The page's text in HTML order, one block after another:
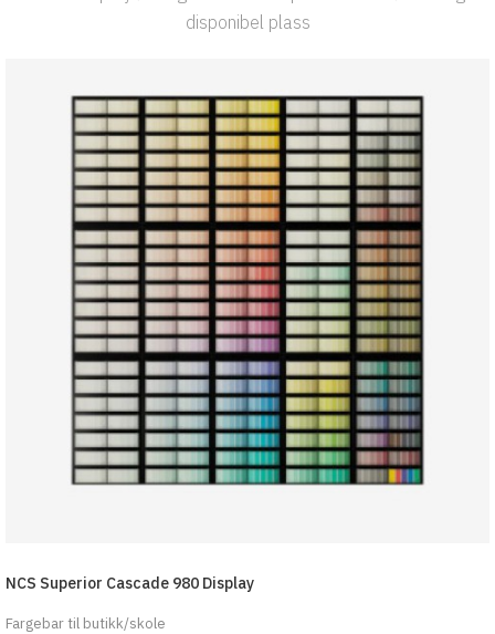
disponibel plass
NCS Superior Cascade 980 Display
Fargebar til butikk/skole